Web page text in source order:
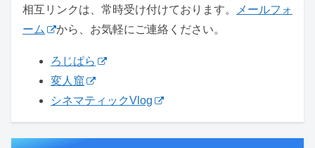
相互リンクは、常時受け付けております。
メールフォ
ーム
から、お気軽にご連絡ください。
ろじぱら
変人窟
シネマティックVlog